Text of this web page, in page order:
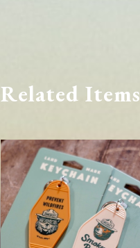
Related Items